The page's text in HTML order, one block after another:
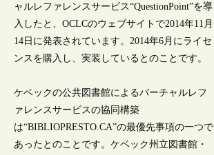
ャルレファレンスサービス“QuestionPoint”を導
入したと、OCLCのウェブサイトで2014年11月
14日に発表されています。2014年6月にライセ
ンスを購入し、実装しているとのことです。
ケベックの公共図書館によるバーチャルレフ
ァレンスサービスの協同構築
は“BIBLIOPRESTO.CA”の最優先事項の一つで
あったとのことです。ケベック州立図書館・